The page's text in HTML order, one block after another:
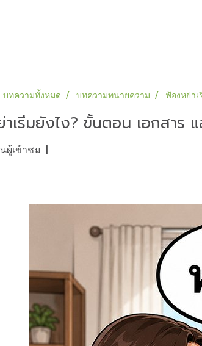
บทความทั้งหมด บทความทนายความ ฟ้องหย่า
เริ่มยังไง? ขั้นตอน เอกสาร แ
ผู้เข้าชม